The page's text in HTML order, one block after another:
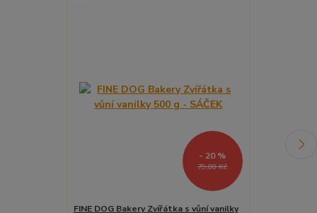
79,00 Kč
- 20 %
FINE DOG Bakery Zvířátka s vůní vanilky